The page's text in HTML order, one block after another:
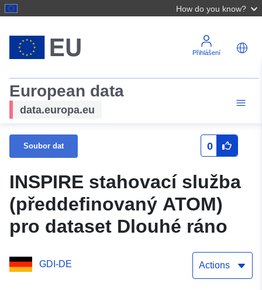
How do you know?
Přihlášení
European data
data.europa.eu
Soubor dat 0
INSPIRE stahovací služba
(předdefinovaný ATOM)
pro dataset Dlouhé ráno
GDI-DE Actions